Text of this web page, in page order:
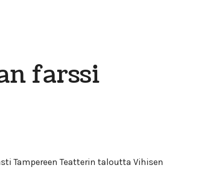
farssi
Tampereen Teatterin taloutta Vihisen